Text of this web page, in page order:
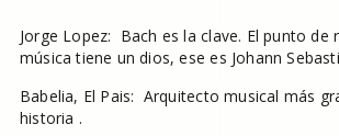
Jorge Lopez: Bach es la clave. El punto de
música tiene un dios, ese es Johann
Babelia, El Pais: Arquitecto musical más
historia .